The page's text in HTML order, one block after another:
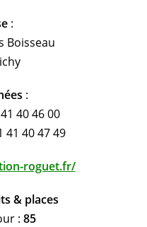
:
Boisseau
:
40 46 00
41 40 47 49
roguet.fr/
& places
: 85